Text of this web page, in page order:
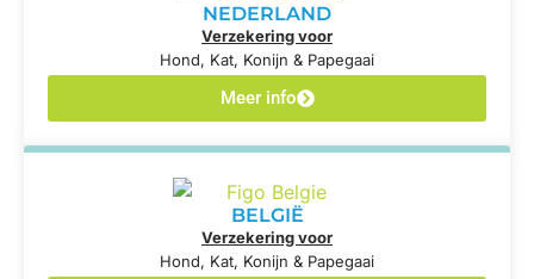
NEDERLAND
Verzekering voor
Hond, Kat, Konijn & Papegaai
Meer info
BELGIË
Verzekering voor
Hond, Kat, Konijn & Papegaai